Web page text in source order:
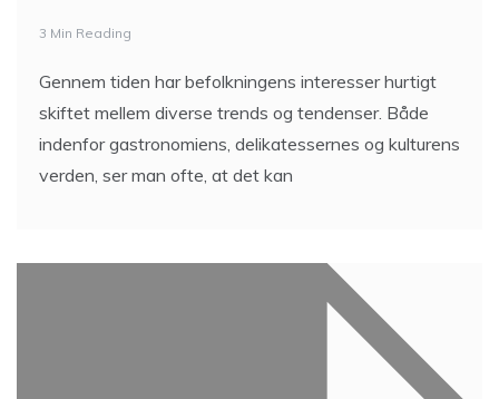
3 Min Reading
Gennem tiden har befolkningens interesser hurtigt
skiftet mellem diverse trends og tendenser. Både
indenfor gastronomiens, delikatessernes og kulturens
verden, ser man ofte, at det kan